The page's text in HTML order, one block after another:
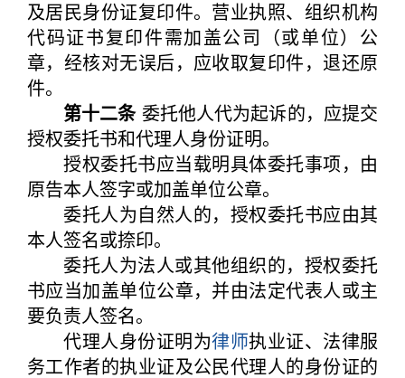
及居民身份证复印件。营业执照、组织机构
代码证书复印件需加盖公司（或单位）公
章，经核对无误后，应收取复印件，退还原
件。
第十二条委托他人代为起诉的，应提交
授权委托书和代理人身份证明。
授权委托书应当载明具体委托事项，由
原告本人签字或加盖单位公章。
委托人为自然人的，授权委托书应由其
本人签名或捺印。
委托人为法人或其他组织的，授权委托
书应当加盖单位公章，并由法定代表人或主
要负责人签名。
代理人身份证明为律师执业证、法律服
务工作者的执业证及公民代理人的身份证的